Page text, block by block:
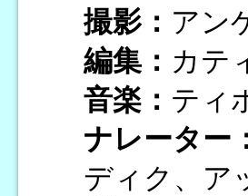
撮影： アン
編集： カテ
音楽： ティ
ナレーター
ディク、ア